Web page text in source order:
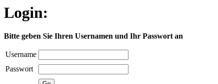
Login:
Bitte geben Sie Ihren Usernamen und Ihr Passwort an
Username
Passwort